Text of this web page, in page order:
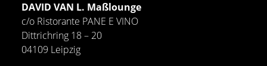
DAVID VAN L. Maßlounge
c/o Ristorante PANE E VINO
Dittrichring 18 – 20
04109 Leipzig